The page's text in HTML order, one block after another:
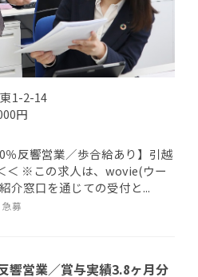
1-2-14
円
％反響営業／歩合給あり】引越
＜ ※この求人は、wovie(ウー
介窓口を通じての受付と...
急募
響営業／賞与実績3.8ヶ月分